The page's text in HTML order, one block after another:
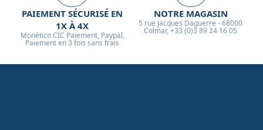
PAIEMENT SÉCURISÉ EN
1X À 4X
Monético CIC Paiement, Paypal,
Paiement en 3 fois sans frais
NOTRE MAGASIN
5 rue Jacques Daguerre - 68000
Colmar, +33 (0)3 89 24 16 05